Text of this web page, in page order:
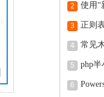
2 使用“
3
正则
细步骤
4 常见
5 php
6